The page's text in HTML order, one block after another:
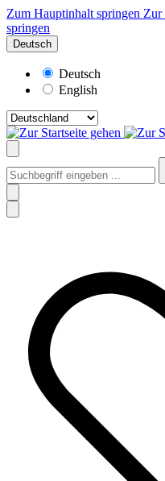
Zum Hauptinhalt springen Zur
springen
Deutsch
Deutsch
English